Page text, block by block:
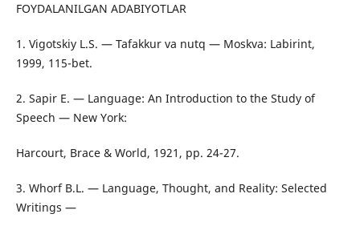
FOYDALANILGAN ADABIYOTLAR
1. Vigotskiy L.S. — Tafakkur va nutq — Moskva: Labirint,
1999, 115-bet.
2. Sapir E. — Language: An Introduction to the Study of
Speech — New York:
Harcourt, Brace & World, 1921, pp. 24-27.
3. Whorf B.L. — Language, Thought, and Reality: Selected
Writings —